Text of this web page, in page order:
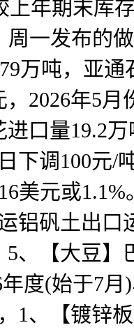
上年期末库
周一发布的
万吨，亚
2026年5
口量19.2
下调100元/
美元或
铝矾土出口
5、【大豆
年度(始于7
1、【镀锌